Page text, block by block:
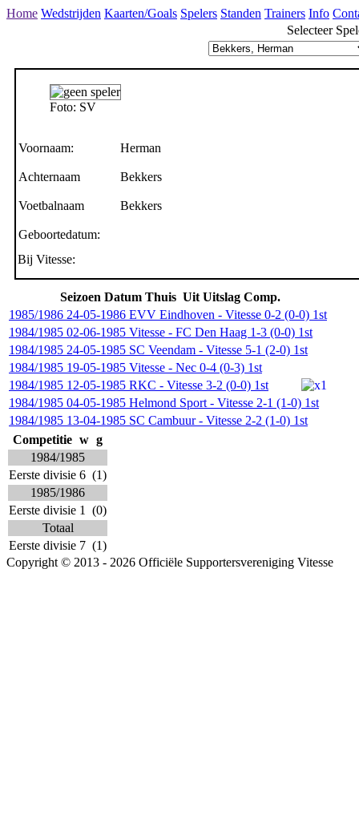
Home Wedstrijden Kaarten/Goals Spelers Standen Trainers Info
Selecteer
Foto: SV
Voornaam: Herman
Achternaam Bekkers
Voetbalnaam Bekkers
Geboortedatum:
Bij Vitesse:
Seizoen Datum Thuis Uit Uitslag Comp.
1985/1986 24-05-1986 EVV Eindhoven - Vitesse 0-2 (0-0) 1st
1984/1985 02-06-1985 Vitesse - FC Den Haag 1-3 (0-0) 1st
1984/1985 24-05-1985 SC Veendam - Vitesse 5-1 (2-0) 1st
1984/1985 19-05-1985 Vitesse - Nec 0-4 (0-3) 1st
1984/1985 12-05-1985 RKC - Vitesse 3-2 (0-0) 1st
1984/1985 04-05-1985 Helmond Sport - Vitesse 2-1 (1-0) 1st
1984/1985 13-04-1985 SC Cambuur- Vitesse 2-2 (1-0) 1st
Competitie w g
1984/1985
Eerste divisie 6 (1)
1985/1986
Eerste divisie 1
(0)
Totaal
Eerste divisie 7 (1)
Copyright © 2013 - 2026 Officiële Supportersvereniging Vitesse